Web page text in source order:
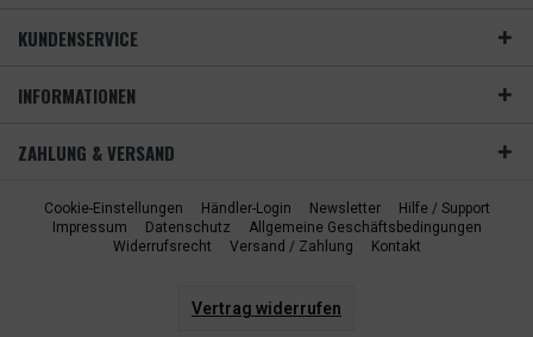
KUNDENSERVICE
INFORMATIONEN
ZAHLUNG & VERSAND
Cookie-Einstellungen Händler-Login Newsletter
Hilfe / Support
Impressum
Datenschutz
Allgemeine Geschäftsbedingungen
Widerrufsrecht
Versand / Zahlung Kontakt
Vertrag widerrufen